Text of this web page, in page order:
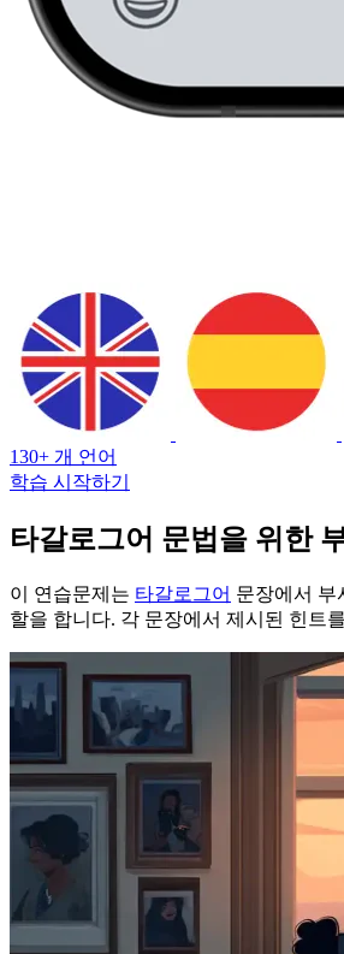
130+ 개 언어
학습 시작하기
타갈로그어 문법을 위한
이 연습문제는 타갈로그어 문장에서 부
할을 합니다. 각 문장에서 제시된 힌트